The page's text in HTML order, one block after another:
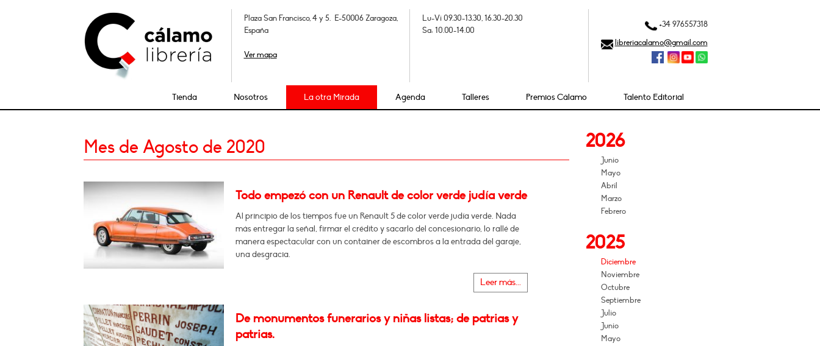
Plaza San Francisco, 4 y 5. E-50006 Zaragoza,
España
Ver mapa
Lu-Vi 09.30-13.30, 16.30-20.30
Sa: 10.00-14.00
+34 976557318
libreriacalamo@gmail.com
Tienda Nosotros La otra Mirada Agenda Talleres Premios Cálamo Talento Editorial
Mes de Agosto de 2020
Todo empezó con un Renault de color verde judía verde
Al principio de los tiempos fue un Renault 5 de color verde judía verde. Nada
más entregar la señal, firmar el crédito y sacarlo del concesionario, lo rallé de
manera espectacular con un container de escombros a la entrada del garaje,
una desgracia.
Leer más...
De monumentos funerarios y niñas listas; de patrias y
patrias.
2026
Junio
Mayo
Abril
Marzo
Febrero
2025
Diciembre
Noviembre
Octubre
Septiembre
Julio
Junio
Mayo